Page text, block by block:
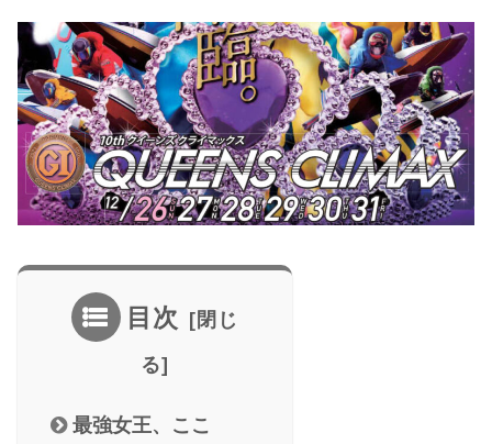
目次
最強女王、ここ